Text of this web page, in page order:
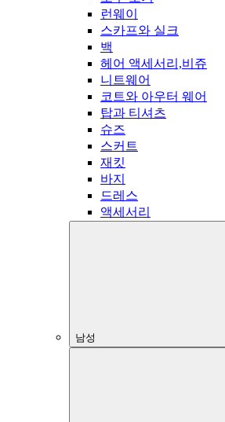
런웨이
스카프와 실크
백
헤어 액세서리,비쥬
니트웨어
코트와 아우터 웨어
탑과 티셔츠
슈즈
스커트
재킷
바지
드레스
액세서리
남성